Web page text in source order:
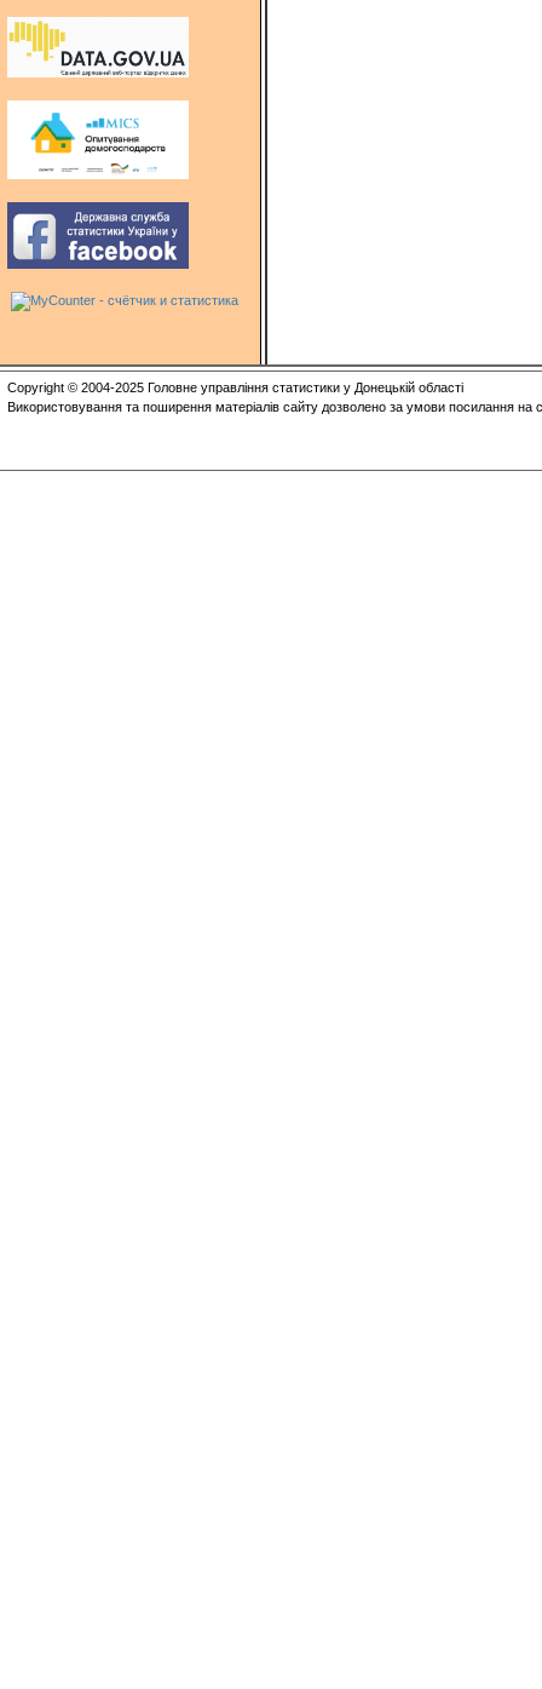
Copyright © 2004-2025 Головне управління статистики у Донецькій області
Використовування та поширення матеріалів сайту дозволено за умови посилання на